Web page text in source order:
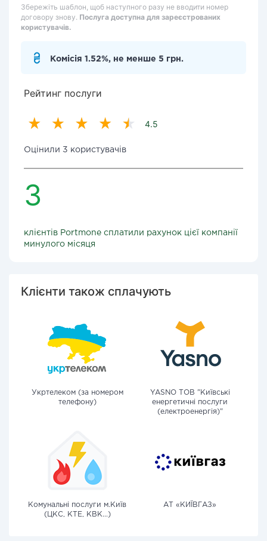
Збережіть шаблон, щоб наступного разу не вводити номер
договору знову. Послуга доступна для зареєстрованих
користувачів.
Комісія 1.52%, не менше 5 грн.
Рейтинг послуги
4.5
Оцінили 3 користувачів
3
клієнтів Portmone сплатили рахунок цієї компанії
минулого місяця
Клієнти також сплачують
Укртелеком (за номером
телефону)
YASNO ТОВ "Київські
енергетичні послуги
(електроенергія)"
Комунальні послуги м.Київ
(ЦКС, КТЕ, КВК...)
АТ «КИЇВГАЗ»